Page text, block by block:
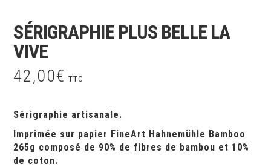
SÉRIGRAPHIE PLUS BELLE LA
VIVE
42,00€ TTC
Sérigraphie artisanale.
Imprimée sur papier FineArt Hahnemühle Bamboo
265g composé de 90% de fibres de bambou et 10%
de coton.